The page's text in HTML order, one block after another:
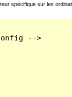
spécifique sur les
-->